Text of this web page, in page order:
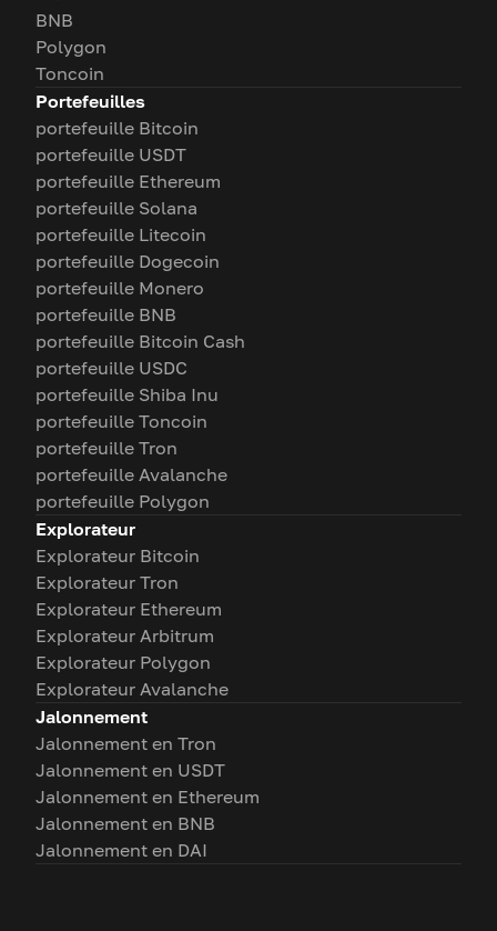
BNB
Polygon
Toncoin
Portefeuilles
portefeuille Bitcoin
portefeuille USDT
portefeuille Ethereum
portefeuille Solana
portefeuille Litecoin
portefeuille Dogecoin
portefeuille Monero
portefeuille BNB
portefeuille Bitcoin Cash
portefeuille USDC
portefeuille Shiba Inu
portefeuille Toncoin
portefeuille Tron
portefeuille Avalanche
portefeuille Polygon
Explorateur
Explorateur Bitcoin
Explorateur Tron
Explorateur Ethereum
Explorateur Arbitrum
Explorateur Polygon
Explorateur Avalanche
Jalonnement
Jalonnement en Tron
Jalonnement en USDT
Jalonnement en Ethereum
Jalonnement en BNB
Jalonnement en DAI